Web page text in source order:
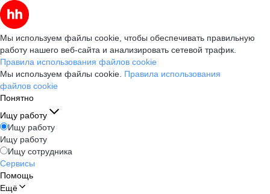
Мы используем файлы cookie, чтобы обеспечивать правильную
работу нашего веб-сайта и анализировать сетевой трафик.
Правила использования файлов cookie
Мы используем файлы cookie. Правила использования
файлов cookie
Понятно
Ищу работу
Ищу работу
Ищу работу
Ищу сотрудника
Сервисы
Помощь
Ещё